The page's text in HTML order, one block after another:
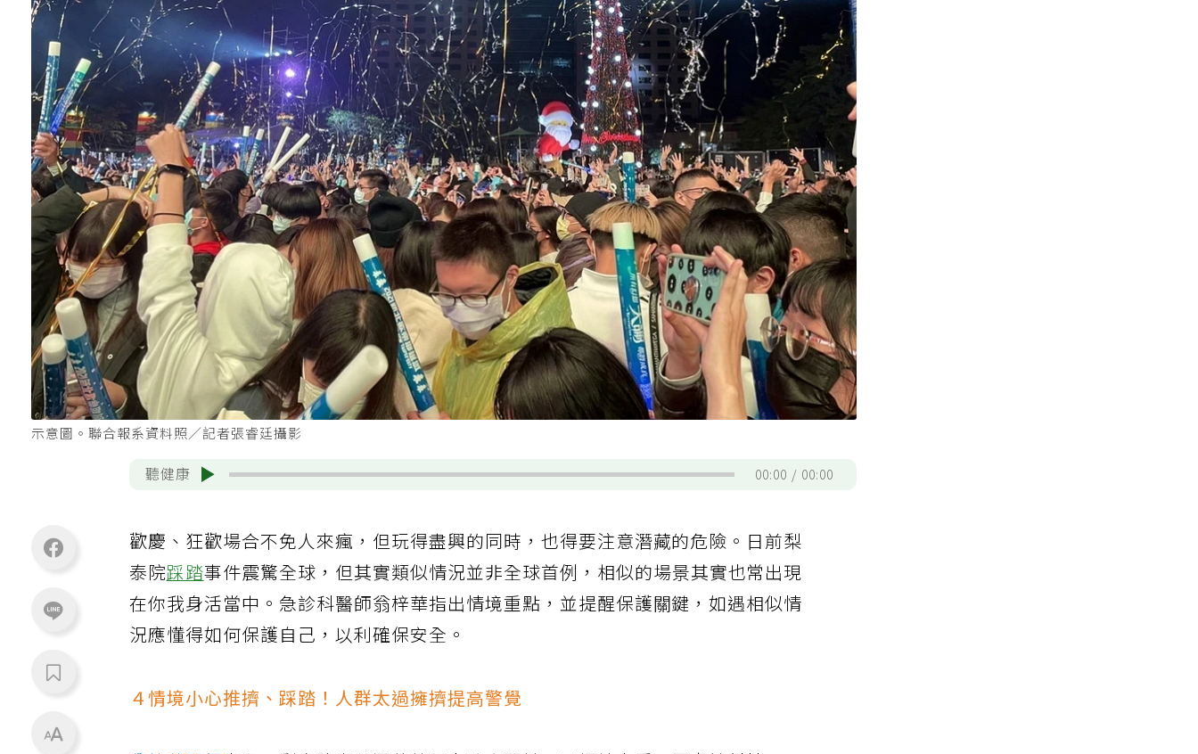
示意圖。聯合報系資料照／記者張睿廷攝影
聽健康 00:00 00:00
歡慶、狂歡場合不免人來瘋，但玩得盡興的同時，也得要注意潛藏的危險。日前梨
泰院踩踏事件震驚全球，但其實類似情況並非全球首例，相似的場景其實也常出現
在你我身活當中。急診科醫師翁梓華指出情境重點，並提醒保護關鍵，如遇相似情
況應懂得如何保護自己，以利確保安全。
４情境小心推擠、踩踏！人群太過擁擠提高警覺